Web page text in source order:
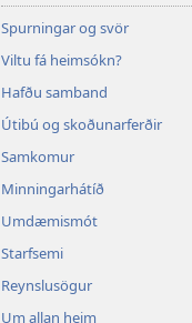
Spurningar og svör
Viltu fá heimsókn?
Hafðu samband
Útibú og skoðunarferðir
Samkomur
Minningarhátíð
Umdæmismót
Starfsemi
Reynslusögur
Um allan heim